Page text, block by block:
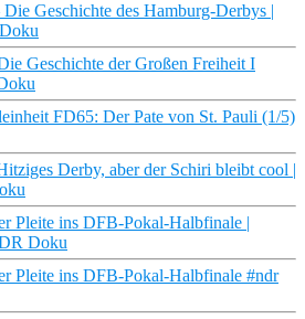
Geschichte des Hamburg-Derbys |
Geschichte der Großen Freiheit I
FD65: Der Pate von St. Pauli (1/5)
Derby, aber der Schiri bleibt cool |
Pleite ins DFB-Pokal-Halbfinale |
Doku
Pleite ins DFB-Pokal-Halbfinale #ndr